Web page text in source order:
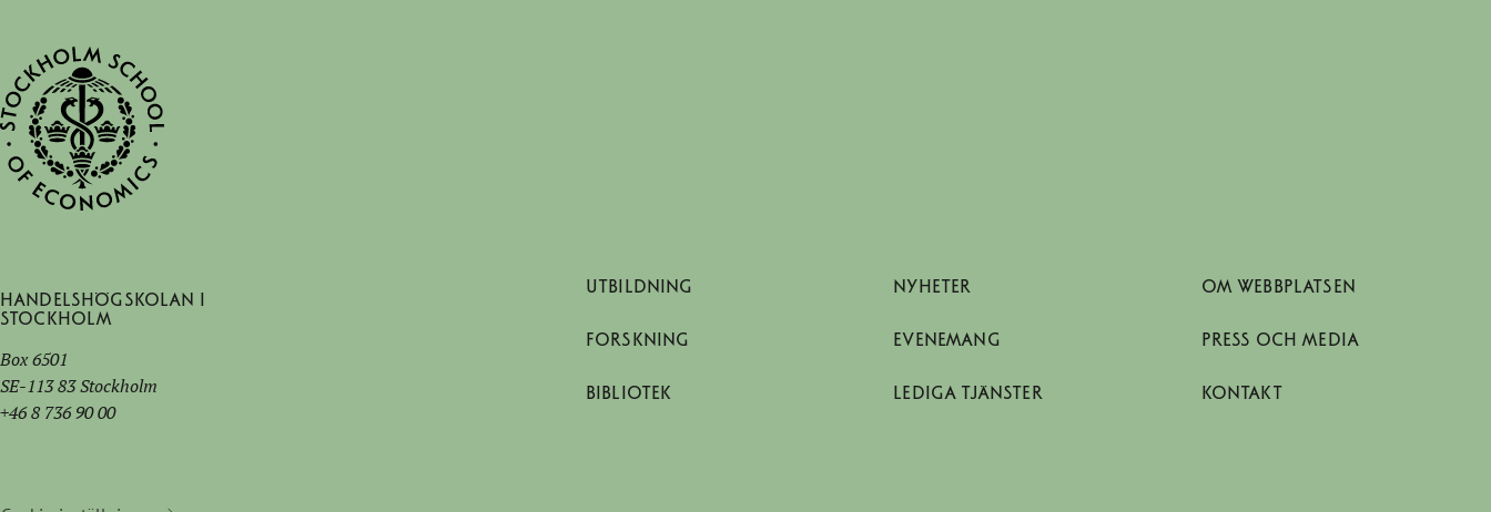
Handelshögskolan i
Stockholm
Box 6501
SE-113 83 Stockholm
+46 8 736 90 00
UTBILDNING
FORSKNING
BIBLIOTEK
NYHETER
EVENEMANG
LEDIGA TJÄNSTER
OM WEBBPLATSEN
PRESS OCH MEDIA
KONTAKT